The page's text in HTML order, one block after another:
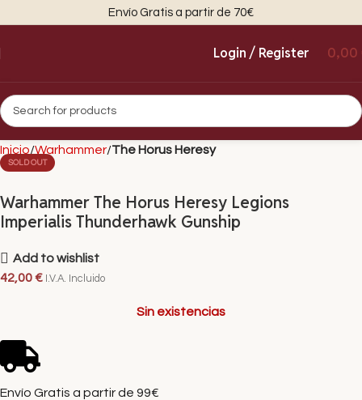
Envío Gratis a partir de 70€
Login / Register 0,00
Inicio Warhammer The Horus Heresy
SOLD OUT
Warhammer The Horus Heresy Legions
Imperialis Thunderhawk Gunship
Add to wishlist
42,00€ I.V.A. Incluido
Sin existencias
Envío Gratis a partir de 99€